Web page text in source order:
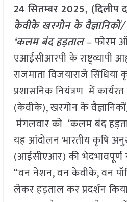
24 सितम्बर 2025, (दिलीप
केवीके खरगोन के वैज्ञानिकों/
‘कलम बंद हड़ताल– फोरम
एआईसीआरपी के राष्ट्रव्यापी
राजमाता विजयाराजे सिंधिया
प्रशासनिक नियंत्रण में कार्यरत
(केवीके), खरगोन के
मंगलवार को ‘कलम बंद
यह आंदोलन भारतीय कृषि
(आईसीएआर) की भेदभावपूर्ण
“वन नेशन, वन केवीके, वन
लेकर हड़ताल कर प्रदर्शन